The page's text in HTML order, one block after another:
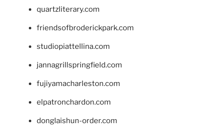
quartzliterary.com
friendsofbroderickpark.com
studiopiattellina.com
jannagrillspringfield.com
fujiyamacharleston.com
elpatronchardon.com
donglaishun-order.com